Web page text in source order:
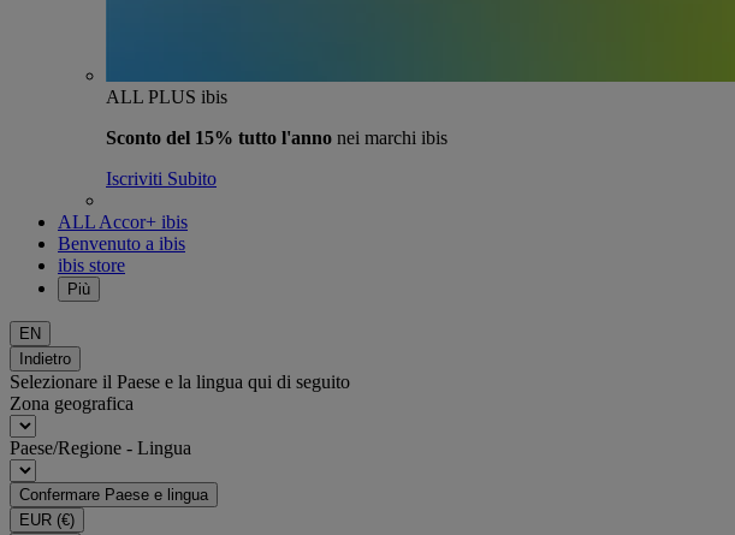
ALL PLUS ibis
Sconto del 15% tutto l'anno nei marchi ibis
Iscriviti Subito
ALL Accor+ ibis
Benvenuto a ibis
ibis store
Più
EN
Indietro
Selezionare il Paese e la lingua qui di seguito
Zona geografica
Paese/Regione - Lingua
Confermare Paese e lingua
EUR (€)